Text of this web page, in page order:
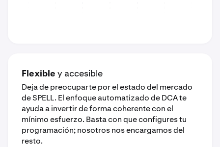
Flexible y accesible
Deja de preocuparte por el estado del mercado
de SPELL. El enfoque automatizado de DCA te
ayuda a invertir de forma coherente con el
mínimo esfuerzo. Basta con que configures tu
programación; nosotros nos encargamos del
resto.